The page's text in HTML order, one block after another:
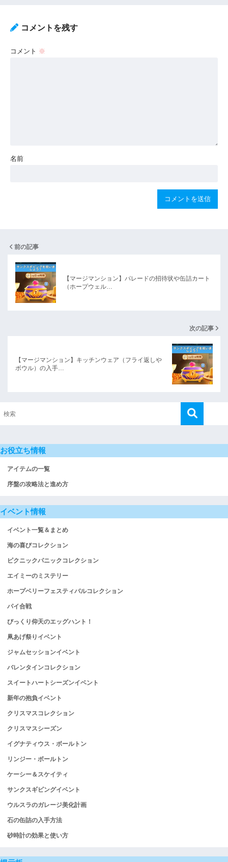
コメントを残す
コメント ※
名前
前の記事
【マージマンション】パレードの招待状や缶詰カート
（ホープウェル…
次の記事
【マージマンション】キッチンウェア（フライ返しや
ボウル）の入手…
お役立ち情報
アイテムの一覧
序盤の攻略法と進め方
イベント情報
イベント一覧＆まとめ
海の喜びコレクション
ピクニックパニックコレクション
エイミーのミステリー
ホープベリーフェスティバルコレクション
パイ合戦
びっくり仰天のエッグハント！
凧あげ祭りイベント
ジャムセッションイベント
バレンタインコレクション
スイートハートシーズンイベント
新年の抱負イベント
クリスマスコレクション
クリスマスシーズン
イグナティウス・ボールトン
リンジー・ボールトン
ケーシー＆スケイティ
サンクスギビングイベント
ウルスラのガレージ美化計画
石の缶詰の入手方法
砂時計の効果と使い方